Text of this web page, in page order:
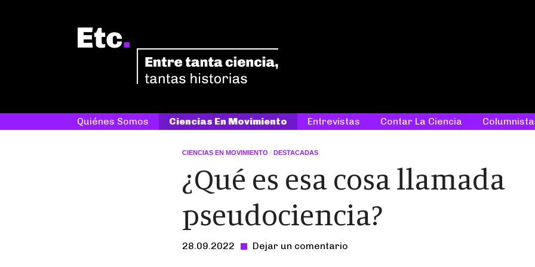
Quiénes Somos Ciencias En Movimiento Entrevistas Contar La Ciencia
CIENCIAS EN MOVIMIENTO / DESTACADAS
¿Qué es esa cosa llamada
pseudociencia?
28.09.2022 Dejar un comentario